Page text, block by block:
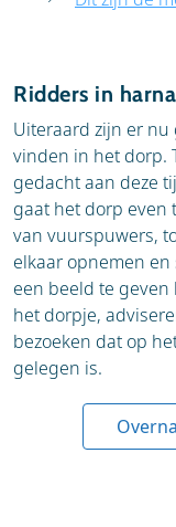
Ridders in
Uiteraard zijn er
vinden in het dorp.
gedacht aan deze
gaat het dorp even
van vuurspuwers,
elkaar opnemen
een beeld te
het dorpje,
bezoeken dat op
gelegen is.